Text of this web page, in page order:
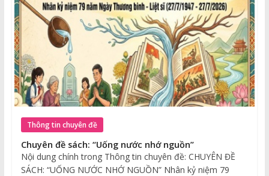
Thông tin chuyên đề
Chuyên đề sách: “Uống nước nhớ nguồn”
Nội dung chính trong Thông tin chuyên đề: CHUYÊN ĐỀ
SÁCH: “UỐNG NƯỚC NHỚ NGUỒN” Nhân kỷ niệm 79